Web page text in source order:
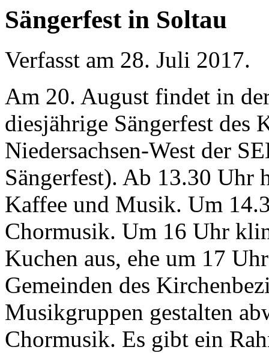
Sängerfest in Soltau
Verfasst am 28. Juli 2017.
Am 20. August findet in
diesjährige Sängerfest des
Niedersachsen-West der
Sängerfest). Ab 13.30 Uhr
Kaffee und Musik. Um
Chormusik. Um 16 Uhr
Kuchen aus, ehe um 17
Gemeinden des
Musikgruppen gestalten
Chormusik. Es gibt ein